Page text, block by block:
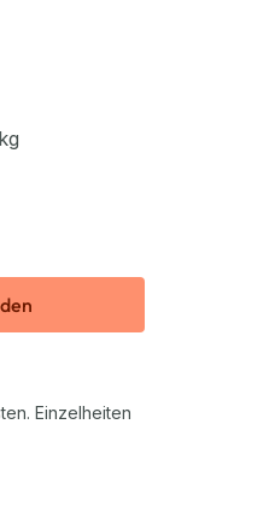
Einzelheiten